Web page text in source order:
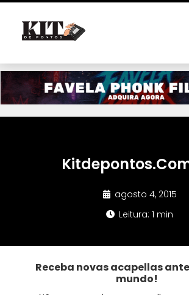
agosto 4, 2015
Leitura: 1 min
Receba novas acapellas
mundo!